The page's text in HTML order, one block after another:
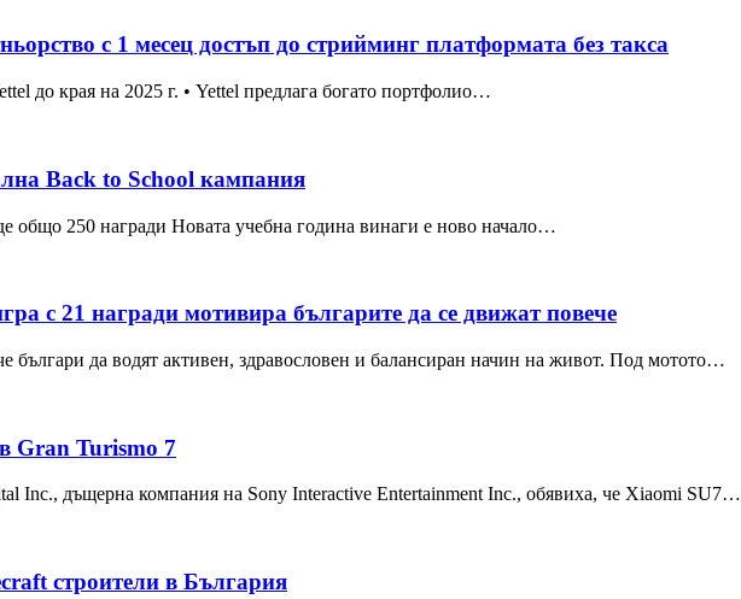
с 1 месец достъп до стрийминг платформата без такса
до края на 2025 г. • Yettel предлага богато портфолио…
Back to School кампания
общо 250 награди Новата учебна година винаги е ново начало…
с 21 награди мотивира българите да се движат повече
българи да водят активен, здравословен и балансиран начин на живот. Под мотото…
Gran Turismo 7
Inc., дъщерна компания на Sony Interactive Entertainment Inc., обявиха, че Xiaomi SU7…
строители в България